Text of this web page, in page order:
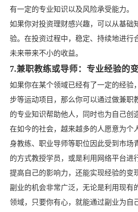
有一定的专业知识以及风险承受能力。
如果你对投资理财感兴趣，可以从基础
验。在投资过程中，稳定、持续地进行
未来带来不小的收益。
7.兼职教练或导师：专业经验的
如果你在某个领域已经有了一定的经验
步等运动项目，那么你可以通过做兼职
的专业知识帮助他人，同时也为自己创
在如今的社会，越来越多的人愿意为个
身教练、职业导师等职位因此受到市场
的方式教授学员，或是利用网络平台进
提高自己的影响力，还能实现经验的变
副业的机会非常广泛，无论是利用现有
领域，只要你有心，就能通过副业为自